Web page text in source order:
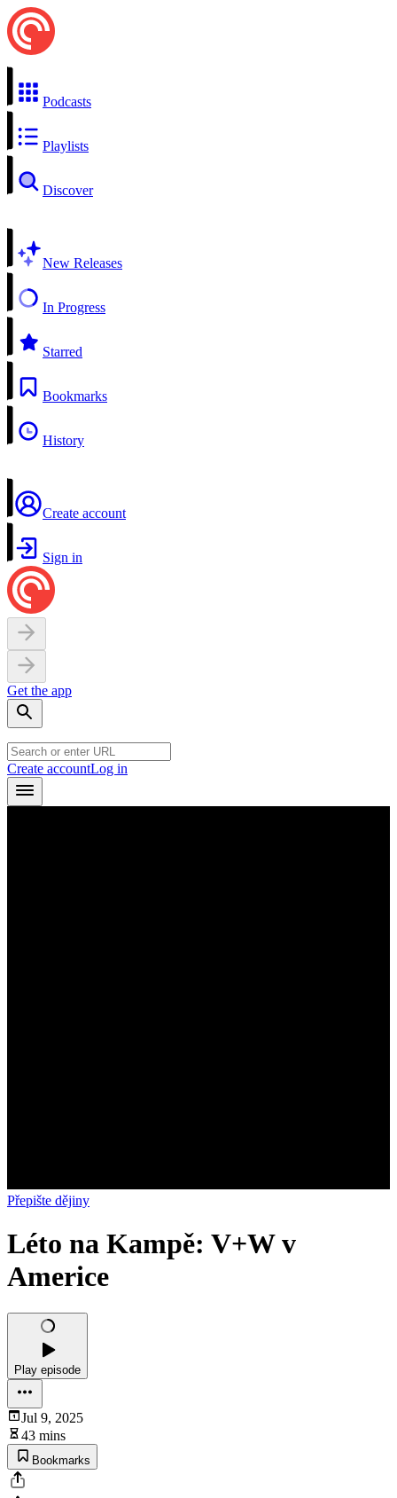
Podcasts
Playlists
Discover
New Releases
In Progress
Starred
Bookmarks
History
Create account
Sign in
Get the app
Create accountLog in
Přepište dějiny
Léto na Kampě: V+W v
Americe
Play episode
Jul 9, 2025
43 mins
Bookmarks